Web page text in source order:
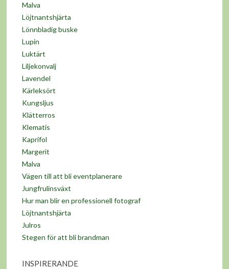
Malva
Löjtnantshjärta
Lönnbladig buske
Lupin
Luktärt
Liljekonvalj
Lavendel
Kärleksört
Kungsljus
Klätterros
Klematis
Kaprifol
Margerit
Malva
Vägen till att bli eventplanerare
Jungfrulinsväxt
Hur man blir en professionell fotograf
Löjtnantshjärta
Julros
Stegen för att bli brandman
INSPIRERANDE